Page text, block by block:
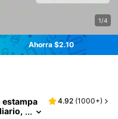
1/4
Ahorra $2.10
estampa
4.92 (1000+)